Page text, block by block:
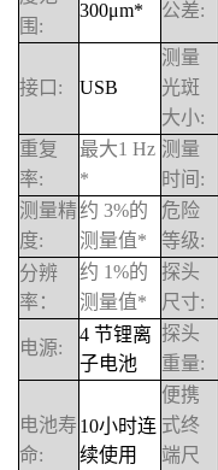
围 :
300μm*
公差:
接口 : USB
测量
光斑
大小:
重复
率:
最大1 Hz
*
测量
时间 :
测量精
度:
约 3%的
测量值*
危险
等级:
分辨
率：
约 1%的
测量值*
探头
尺寸:
电源:
4 节锂离
子电池
探头
重量:
电池寿
命:
10小时连
续使用
便携
式终
端尺